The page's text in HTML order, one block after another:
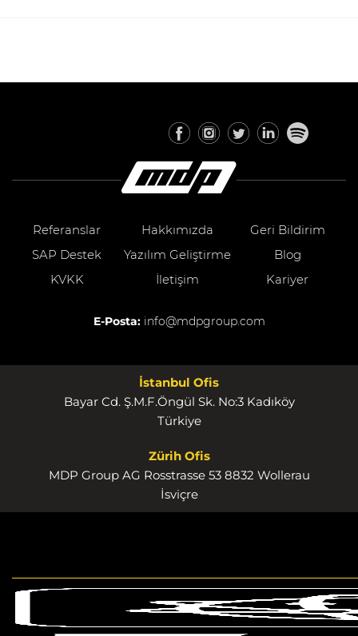
Referanslar Hakkımızda
Geri Bildirim
SAP Destek
Yazılım Geliştirme
Blog
KVKK
İletişim Kariyer
E-Posta: info@mdpgroup.com
İstanbul Ofis
Bayar Cd. Ş.M.F.Öngül Sk. No:3 Kadıköy
Türkiye
Zürih Ofis
MDP Group AG Rosstrasse 53 8832 Wollerau
İsviçre